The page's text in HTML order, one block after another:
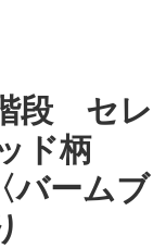
段 セレ
ド柄
ームブ